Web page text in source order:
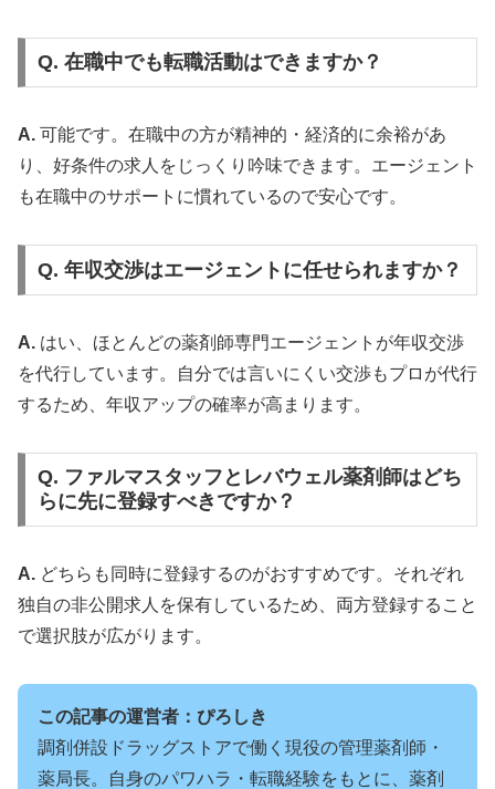
Q. 在職中でも転職活動はできますか？
A. 可能です。在職中の方が精神的・経済的に余裕があ
り、好条件の求人をじっくり吟味できます。エージェント
も在職中のサポートに慣れているので安心です。
Q. 年収交渉はエージェントに任せられますか？
A. はい、ほとんどの薬剤師専門エージェントが年収交渉
を代行しています。自分では言いにくい交渉もプロが代行
するため、年収アップの確率が高まります。
Q. ファルマスタッフとレバウェル薬剤師はどち
らに先に登録すべきですか？
A. どちらも同時に登録するのがおすすめです。それぞれ
独自の非公開求人を保有しているため、両方登録すること
で選択肢が広がります。
この記事の運営者：ぴろしき
調剤併設ドラッグストアで働く現役の管理薬剤師・
薬局長。自身のパワハラ・転職経験をもとに、薬剤